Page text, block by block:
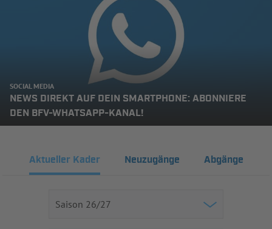
SOCIAL MEDIA
NEWS DIREKT AUF DEIN SMARTPHONE: ABONNIERE
DEN BFV-WHATSAPP-KANAL!
Aktueller Kader Neuzugänge Abgänge